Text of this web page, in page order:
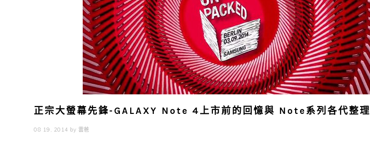
正宗大螢幕先鋒-GALAXY Note 4上市前的回憶與 Note系列各代整理
08 19, 2014 by 雲爸